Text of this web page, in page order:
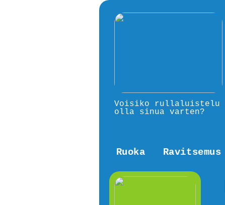
Voisiko rullaluistelu
olla sinua varten?
Ruoka Ravitsemus